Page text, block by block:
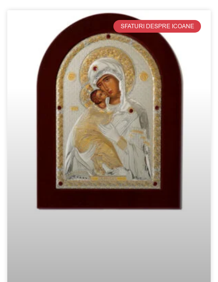
SFATURI DESPRE ICOANE